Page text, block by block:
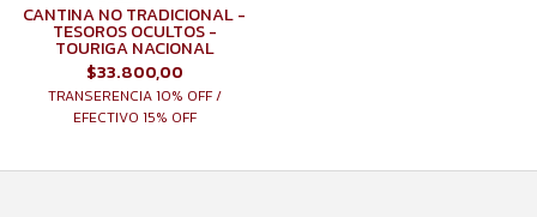
CANTINA NO TRADICIONAL -
TESOROS OCULTOS -
TOURIGA NACIONAL
$33.800,00
TRANSERENCIA 10% OFF /
EFECTIVO 15% OFF